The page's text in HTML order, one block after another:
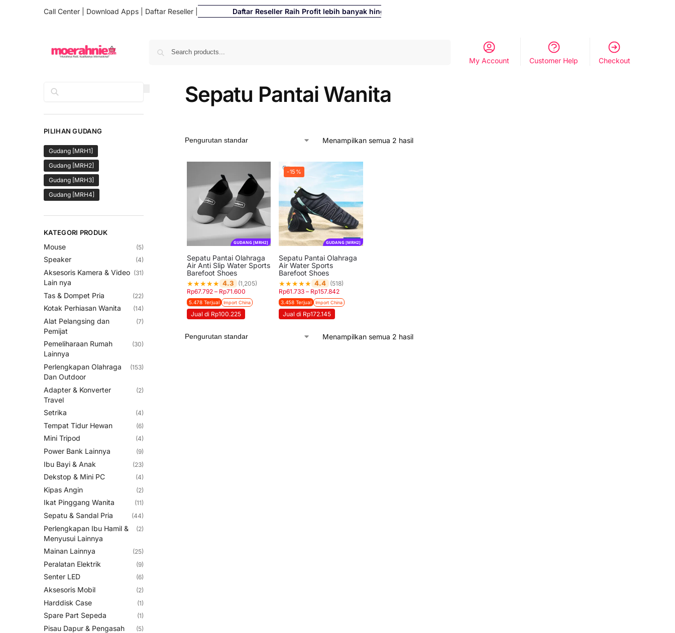
Call Center Download Apps Daftar Reseller Daftar Reseller Raih Profit lebih banyak hingga 500%
My Account Customer Help Checkout
Sepatu Pantai Wanita
Menampilkan semua 2 hasil
GUDANG [MRH2]
Sepatu Pantai Olahraga
Air Anti Slip Water Sports
Barefoot Shoes
★★★★★ 4.3
(1,205)
Rp67.792 – Rp71.600
5.478 Terjual Import China
Jual di Rp100.225
-15%
GUDANG [MRH2]
Sepatu Pantai Olahraga
Air Water Sports
Barefoot Shoes
★★★★★ 4.4 (518)
Rp61.733 – Rp157.842
3.458 Terjual Import China
Jual di Rp172.145
Menampilkan semua 2 hasil
PILIHAN GUDANG
Gudang [MRH1]
Gudang [MRH2]
Gudang [MRH3]
Gudang [MRH4]
KATEGORI PRODUK
Mouse (5)
Speaker (4)
Aksesoris Kamera & Video
Lain nya
(31)
Tas & Dompet Pria (22)
Kotak Perhiasan Wanita (14)
Alat Pelangsing dan
Pemijat
(7)
Pemeliharaan Rumah
Lainnya
(30)
Perlengkapan Olahraga
Dan Outdoor
(153)
Adapter & Konverter
Travel
(2)
Setrika (4)
Tempat Tidur Hewan (6)
Mini Tripod (4)
Power Bank Lainnya (9)
Ibu Bayi & Anak (23)
Dekstop & Mini PC (4)
Kipas Angin (2)
Ikat Pinggang Wanita (11)
Sepatu & Sandal Pria (44)
Perlengkapan Ibu Hamil &
Menyusui Lainnya
(2)
Mainan Lainnya (25)
Peralatan Elektrik (9)
Senter LED (6)
Aksesoris Mobil (2)
Harddisk Case (1)
Spare Part Sepeda (1)
Pisau Dapur & Pengasah
(5)